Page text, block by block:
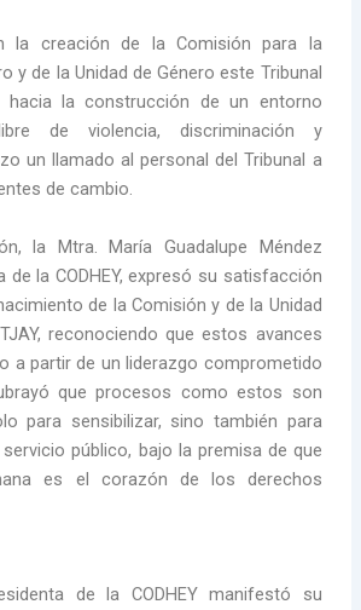
la creación de la Comisión para la
y de la Unidad de Género este Tribunal
la construcción de un entorno
de violencia, discriminación y
un llamado al personal del Tribunal a
de cambio.
la Mtra. María Guadalupe Méndez
de la CODHEY, expresó su satisfacción
de la Comisión y de la Unidad
reconociendo que estos avances
a partir de un liderazgo comprometido
que procesos como estos son
para sensibilizar, sino también para
público, bajo la premisa de que
es el corazón de los derechos
de la CODHEY manifestó su